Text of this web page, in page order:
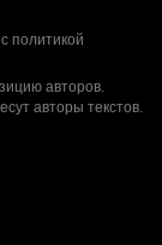
политикой
авторов.
авторы текстов.